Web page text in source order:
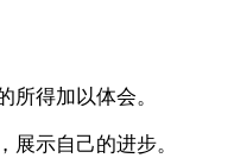
所得加以体会。
展示自己的进步。